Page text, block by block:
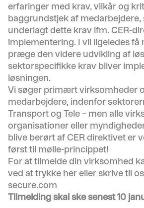
erfaringer med krav, vilkår og
baggrundstjek af medarbejdere,
underlagt dette krav ifm. CER-
implementering. I vil ligeledes få
præge den videre udvikling af
sektorspecifikke krav bliver
løsningen.
Vi søger primært virksomheder
medarbejdere, indenfor
Transport og Tele – men alle
organisationer eller
blive berørt af CER direktivet er
først til mølle-princippet!
For at tilmelde din virksomhed
ved at trykke hereller skrive til
secure.com
Tilmelding skal ske senest 10